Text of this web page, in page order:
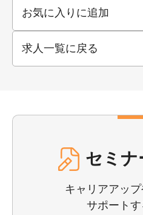
お気に入りに追加
求人一覧に戻る
セミナ
キャリアアッ
サポート